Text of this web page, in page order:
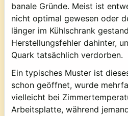
banale Gründe. Meist ist
nicht optimal gewesen oder
länger im Kühlschrank
Herstellungsfehler dahinter,
Quark tatsächlich verdorben.
Ein typisches Muster ist
schon geöffnet, wurde
vielleicht bei
Arbeitsplatte, während